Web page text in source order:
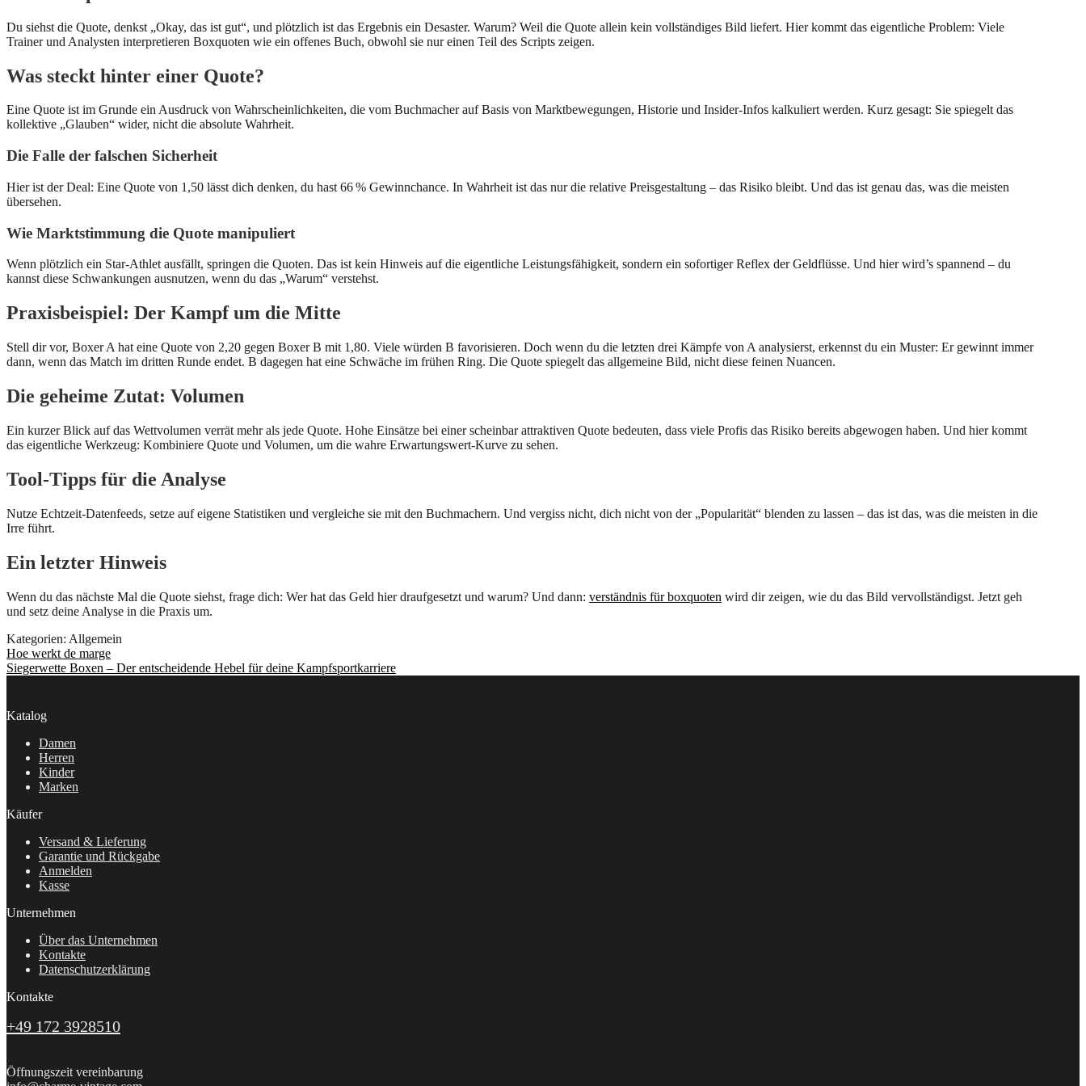
Du siehst die Quote, denkst „Okay, das ist gut“, und plötzlich ist das Ergebnis ein Desaster. Warum? Weil die Quote allein kein vollständiges Bild liefert. Hier kommt das eigentliche Problem: Viele
Trainer und Analysten interpretieren Boxquoten wie ein offenes Buch, obwohl sie nur einen Teil des Scripts zeigen.
Was steckt hinter einer Quote?
Eine Quote ist im Grunde ein Ausdruck von Wahrscheinlichkeiten, die vom Buchmacher auf Basis von Marktbewegungen, Historie und Insider-Infos kalkuliert werden. Kurz gesagt: Sie spiegelt das
kollektive „Glauben“ wider, nicht die absolute Wahrheit.
Die Falle der falschen Sicherheit
Hier ist der Deal: Eine Quote von 1,50 lässt dich denken, du hast 66 % Gewinnchance. In Wahrheit ist das nur die relative Preisgestaltung – das Risiko bleibt. Und das ist genau das, was die meisten
übersehen.
Wie Marktstimmung die Quote manipuliert
Wenn plötzlich ein Star-Athlet ausfällt, springen die Quoten. Das ist kein Hinweis auf die eigentliche Leistungsfähigkeit, sondern ein sofortiger Reflex der Geldflüsse. Und hier wird’s spannend – du
kannst diese Schwankungen ausnutzen, wenn du das „Warum“ verstehst.
Praxisbeispiel: Der Kampf um die Mitte
Stell dir vor, Boxer A hat eine Quote von 2,20 gegen Boxer B mit 1,80. Viele würden B favorisieren. Doch wenn du die letzten drei Kämpfe von A analysierst, erkennst du ein Muster: Er gewinnt immer
dann, wenn das Match im dritten Runde endet. B dagegen hat eine Schwäche im frühen Ring. Die Quote spiegelt das allgemeine Bild, nicht diese feinen Nuancen.
Die geheime Zutat: Volumen
Ein kurzer Blick auf das Wettvolumen verrät mehr als jede Quote. Hohe Einsätze bei einer scheinbar attraktiven Quote bedeuten, dass viele Profis das Risiko bereits abgewogen haben. Und hier kommt
das eigentliche Werkzeug: Kombiniere Quote und Volumen, um die wahre Erwartungswert-Kurve zu sehen.
Tool-Tipps für die Analyse
Nutze Echtzeit-Datenfeeds, setze auf eigene Statistiken und vergleiche sie mit den Buchmachern. Und vergiss nicht, dich nicht von der „Popularität“ blenden zu lassen – das ist das, was die meisten in die
Irre führt.
Ein letzter Hinweis
Wenn du das nächste Mal die Quote siehst, frage dich: Wer hat das Geld hier draufgesetzt und warum? Und dann: verständnis für boxquoten wird dir zeigen, wie du das Bild vervollständigst. Jetzt geh
und setz deine Analyse in die Praxis um.
Kategorien: Allgemein
Beitragsnavigation
Vorheriger
Beitrag:
Hoe werkt de marge
Nächster
Siegerwette Boxen – Der entscheidende Hebel für deine Kampfsportkarriere
Katalog
Damen
Herren
Kinder
Marken
Käufer
Versand & Lieferung
Garantie und Rückgabe
Anmelden
Kasse
Unternehmen
Über das Unternehmen
Kontakte
Datenschutzerklärung
Kontakte
+49 172 3928510
Öffnungszeit vereinbarung